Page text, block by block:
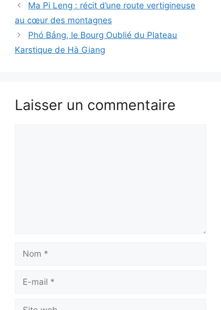
Ma Pi Leng : récit d’une route vertigineuse
au cœur des montagnes
Phó Bảng, le Bourg Oublié du Plateau
Karstique de Hà Giang
Laisser un commentaire
Nom
Site